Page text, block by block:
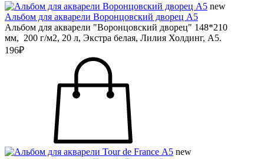
new
Альбом для акварели Воронцовский дворец А5
Альбом для акварели "Воронцовский дворец" 148*210
мм, 200 г/м2, 20 л, Экстра белая, Лилия Холдинг, А5.
196₽
new